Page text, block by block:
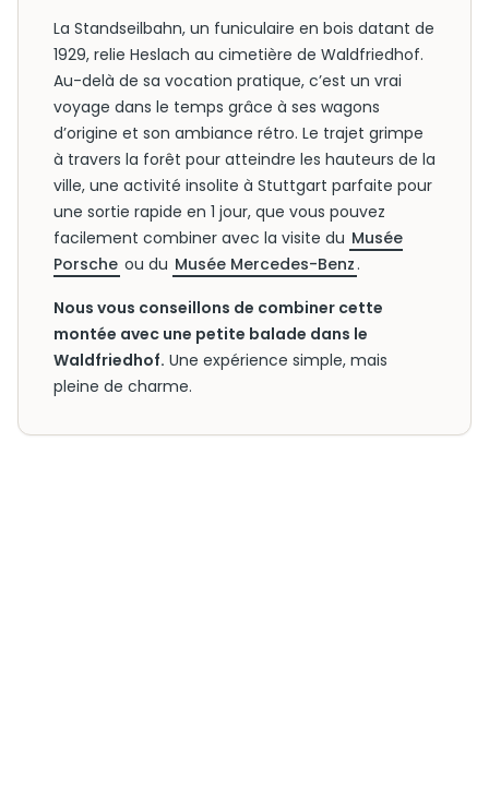
La Standseilbahn, un funiculaire en bois datant de
1929, relie Heslach au cimetière de Waldfriedhof.
Au-delà de sa vocation pratique, c’est un vrai
voyage dans le temps grâce à ses wagons
d’origine et son ambiance rétro. Le trajet grimpe
à travers la forêt pour atteindre les hauteurs de la
ville, une activité insolite à Stuttgart parfaite pour
une sortie rapide en 1 jour, que vous pouvez
facilement combiner avec la visite du Musée
Porsche ou du Musée Mercedes-Benz .
Nous vous conseillons de combiner cette
montée avec une petite balade dans le
Waldfriedhof. Une expérience simple, mais
pleine de charme.